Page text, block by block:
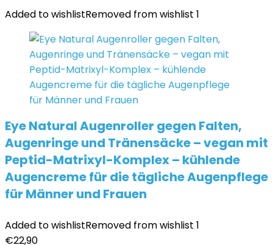
Added to wishlistRemoved from wishlist 1
Eye Natural Augenroller gegen Falten,
Augenringe und Tränensäcke – vegan mit
Peptid-Matrixyl-Komplex – kühlende
Augencreme für die tägliche Augenpflege
für Männer und Frauen
Added to wishlistRemoved from wishlist 1
€22,90